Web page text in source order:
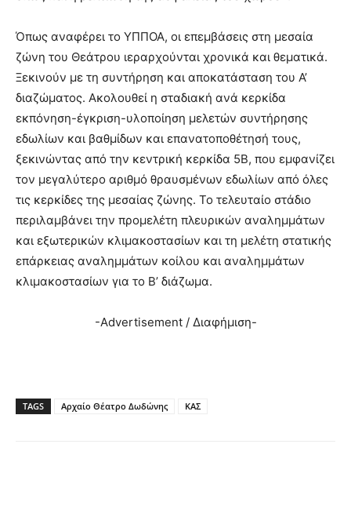
Όπως αναφέρει το ΥΠΠΟΑ, οι επεμβάσεις στη μεσαία
ζώνη του Θεάτρου ιεραρχούνται χρονικά και θεματικά.
Ξεκινούν με τη συντήρηση και αποκατάσταση του Α’
διαζώματος. Ακολουθεί η σταδιακή ανά κερκίδα
εκπόνηση-έγκριση-υλοποίηση μελετών συντήρησης
εδωλίων και βαθμίδων και επανατοποθέτησή τους,
ξεκινώντας από την κεντρική κερκίδα 5Β, που εμφανίζει
τον μεγαλύτερο αριθμό θραυσμένων εδωλίων από όλες
τις κερκίδες της μεσαίας ζώνης. Το τελευταίο στάδιο
περιλαμβάνει την προμελέτη πλευρικών αναλημμάτων
και εξωτερικών κλιμακοστασίων και τη μελέτη στατικής
επάρκειας αναλημμάτων κοίλου και αναλημμάτων
κλιμακοστασίων για το Β’ διάζωμα.
-Advertisement / Διαφήμιση-
TAGS Αρχαίο Θέατρο Δωδώνης ΚΑΣ